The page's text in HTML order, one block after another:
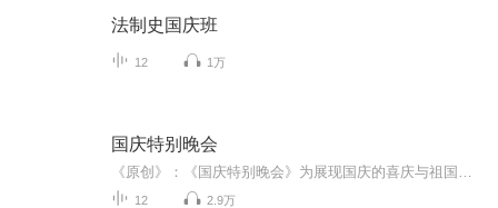
法制史国庆班
12 1万
国庆特别晚会
12 2.9万